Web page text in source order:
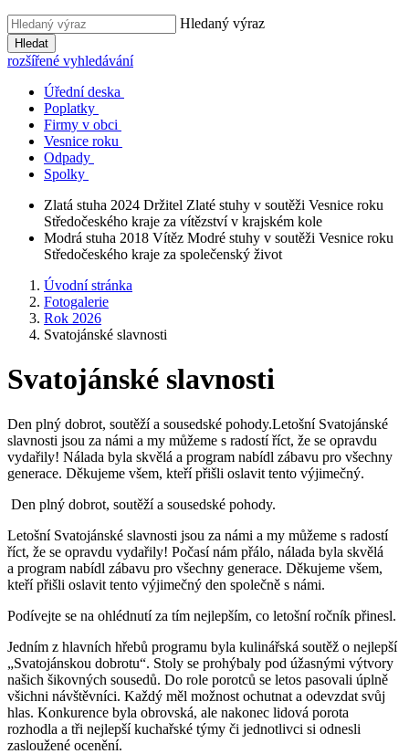
Hledaný výraz
Hledat
rozšířené vyhledávání
Úřední deska
Poplatky
Firmy v obci
Vesnice roku
Odpady
Spolky
Zlatá stuha 2024 Držitel Zlaté stuhy v soutěži Vesnice roku
Středočeského kraje za vítězství v krajském kole
Modrá stuha 2018 Vítěz Modré stuhy v soutěži Vesnice roku
Středočeského kraje za společenský život
Úvodní stránka
Fotogalerie
Rok 2026
Svatojánské slavnosti
Svatojánské slavnosti
Den plný dobrot, soutěží a sousedské pohody.Letošní Svatojánské
slavnosti jsou za námi a my můžeme s radostí říct, že se opravdu
vydařily! Nálada byla skvělá a program nabídl zábavu pro všechny
generace. Děkujeme všem, kteří přišli oslavit tento výjimečný.
Den plný dobrot, soutěží a sousedské pohody.
Letošní Svatojánské slavnosti jsou za námi a my můžeme s radostí
říct, že se opravdu vydařily! Počasí nám přálo, nálada byla skvělá
a program nabídl zábavu pro všechny generace. Děkujeme všem,
kteří přišli oslavit tento výjimečný den společně s námi.
Podívejte se na ohlédnutí za tím nejlepším, co letošní ročník přinesl.
Jedním z hlavních hřebů programu byla kulinářská soutěž o nejlepší
„Svatojánskou dobrotu“. Stoly se prohýbaly pod úžasnými výtvory
našich šikovných sousedů. Do role porotců se letos pasovali úplně
všichni návštěvníci. Každý měl možnost ochutnat a odevzdat svůj
hlas. Konkurence byla obrovská, ale nakonec lidová porota
rozhodla a tři nejlepší kuchařské týmy či jednotlivci si odnesli
zasloužené ocenění.